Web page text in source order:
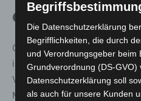
ermöglichte den
Grundlage für die
innovative, experimentelle
Vorstellung im Molekularen
MHH initiiert wurde.
Die Datenschutzerklärung
Begrifflichkeiten, die durch
und Verordnungsgeber beim
Grundverordnung (DS-
Datenschutzerklärung soll
als auch für unsere Kunden